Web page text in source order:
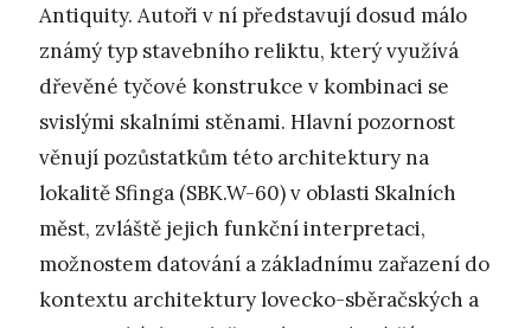
Antiquity. Autoři v ní představují dosud málo
známý typ stavebního reliktu, který využívá
dřevěné tyčové konstrukce v kombinaci se
svislými skalními stěnami. Hlavní pozornost
věnují pozůstatkům této architektury na
lokalitě Sfinga (SBK.W-60) v oblasti Skalních
měst, zvláště jejich funkční interpretaci,
možnostem datování a základnímu zařazení do
kontextu architektury lovecko-sběračských a